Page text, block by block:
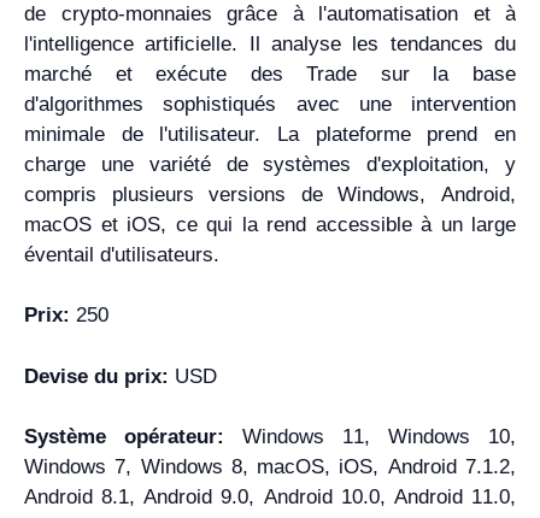
de crypto-monnaies grâce à l'automatisation et à
l'intelligence artificielle. Il analyse les tendances du
marché et exécute des Trade sur la base
d'algorithmes sophistiqués avec une intervention
minimale de l'utilisateur. La plateforme prend en
charge une variété de systèmes d'exploitation, y
compris plusieurs versions de Windows, Android,
macOS et iOS, ce qui la rend accessible à un large
éventail d'utilisateurs.
Prix: 250
Devise du prix: USD
Système opérateur: Windows 11, Windows 10,
Windows 7, Windows 8, macOS, iOS, Android 7.1.2,
Android 8.1, Android 9.0, Android 10.0, Android 11.0,